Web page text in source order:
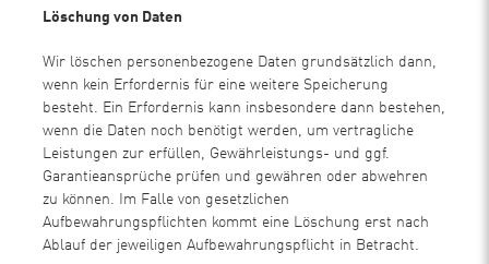
Löschung von Daten
Wir löschen personenbezogene Daten grundsätzlich dann,
wenn kein Erfordernis für eine weitere Speicherung
besteht. Ein Erfordernis kann insbesondere dann bestehen,
wenn die Daten noch benötigt werden, um vertragliche
Leistungen zur erfüllen, Gewährleistungs- und ggf.
Garantieansprüche prüfen und gewähren oder abwehren
zu können. Im Falle von gesetzlichen
Aufbewahrungspflichten kommt eine Löschung erst nach
Ablauf der jeweiligen Aufbewahrungspflicht in Betracht.